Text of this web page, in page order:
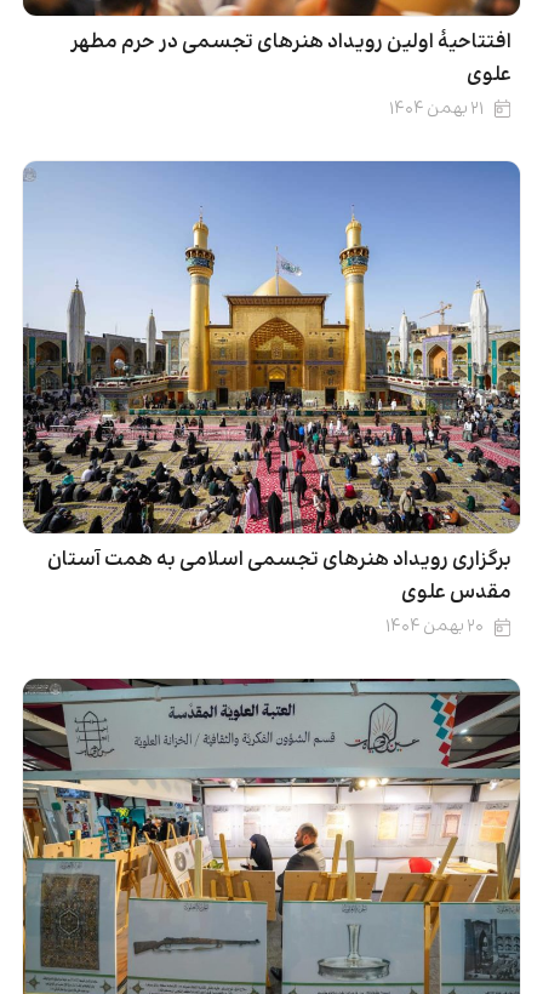
افتتاحیۀ اولین رویداد هنرهای تجسمی در حرم مطهر
علوی
۲۱ بهمن ۱۴۰۴
برگزاری رویداد هنرهای تجسمی اسلامی به همت آستان
مقدس علوی
۲۰ بهمن ۱۴۰۴